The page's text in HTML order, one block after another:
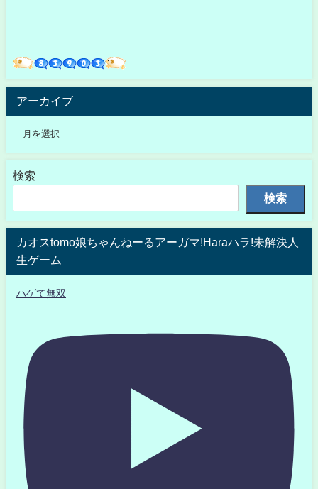
アーカイブ
検索
検索
カオスtomo娘ちゃんねーるアーガマ!Haraハラ!未解決人
生ゲーム
ハゲて無双